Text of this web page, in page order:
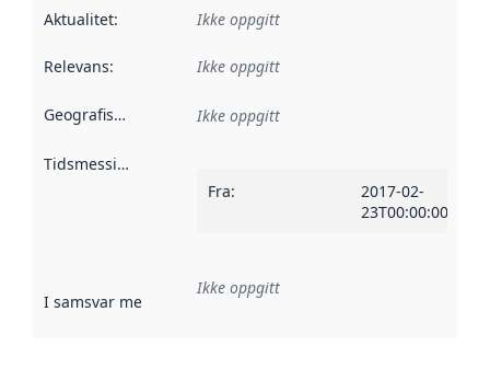
Aktualitet: Ikke oppgitt
Relevans: Ikke oppgitt
Geografisk avgrensning :
Ikke oppgitt
Tidsmessig avgrensning
Fra:
2017-02-
23T00:00:00Z
I samsvar med Referanse til en implementasjonsregel
Ikke oppgitt